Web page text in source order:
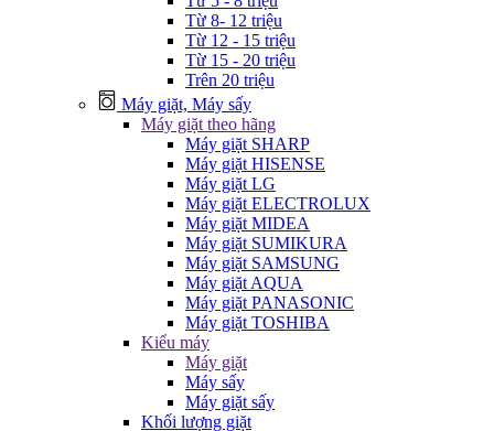
Từ 8- 12 triệu
Từ 12 - 15 triệu
Từ 15 - 20 triệu
Trên 20 triệu
Máy giặt, Máy sấy
Máy giặt theo hãng
Máy giặt SHARP
Máy giặt HISENSE
Máy giặt LG
Máy giặt ELECTROLUX
Máy giặt MIDEA
Máy giặt SUMIKURA
Máy giặt SAMSUNG
Máy giặt AQUA
Máy giặt PANASONIC
Máy giặt TOSHIBA
Kiểu máy
Máy giặt
Máy sấy
Máy giặt sấy
Khối lượng giặt